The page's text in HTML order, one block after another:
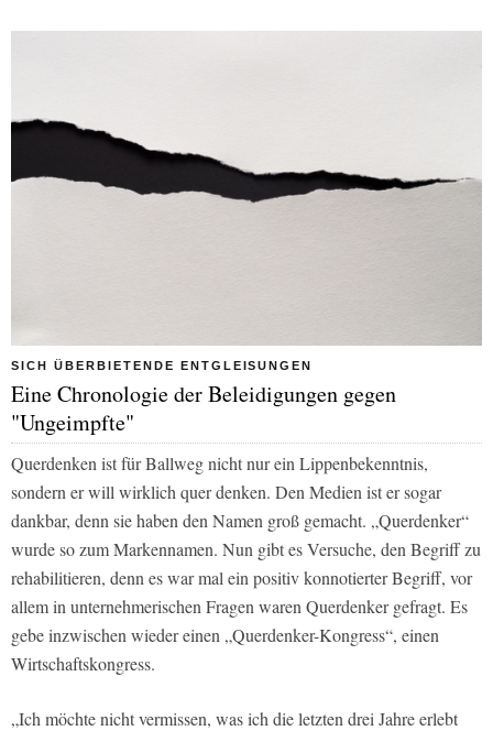
SICH ÜBERBIETENDE ENTGLEISUNGEN
Eine Chronologie der Beleidigungen gegen
"Ungeimpfte"
Querdenken ist für Ballweg nicht nur ein Lippenbekenntnis,
sondern er will wirklich quer denken. Den Medien ist er sogar
dankbar, denn sie haben den Namen groß gemacht. „Querdenker“
wurde so zum Markennamen. Nun gibt es Versuche, den Begriff zu
rehabilitieren, denn es war mal ein positiv konnotierter Begriff, vor
allem in unternehmerischen Fragen waren Querdenker gefragt. Es
gebe inzwischen wieder einen „Querdenker-Kongress“, einen
Wirtschaftskongress.
„Ich möchte nicht vermissen, was ich die letzten drei Jahre erlebt